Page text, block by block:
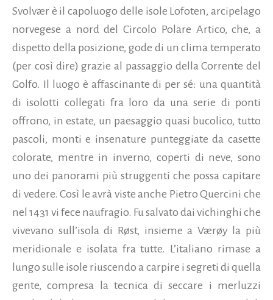
Svolvær è il capoluogo delle isole Lofoten, arcipelago
norvegese a nord del Circolo Polare Artico, che, a
dispetto della posizione, gode di un clima temperato
(per così dire) grazie al passaggio della Corrente del
Golfo. Il luogo è affascinante di per sé: una quantità
di isolotti collegati fra loro da una serie di ponti
offrono, in estate, un paesaggio quasi bucolico, tutto
pascoli, monti e insenature punteggiate da casette
colorate, mentre in inverno, coperti di neve, sono
uno dei panorami più struggenti che possa capitare
di vedere. Così le avrà viste anche Pietro Quercini che
nel 1431 vi fece naufragio. Fu salvato dai vichinghi che
vivevano sull’isola di Røst, insieme a Værøy la più
meridionale e isolata fra tutte. L’italiano rimase a
lungo sulle isole riuscendo a carpire i segreti di quella
gente, compresa la tecnica di seccare i merluzzi